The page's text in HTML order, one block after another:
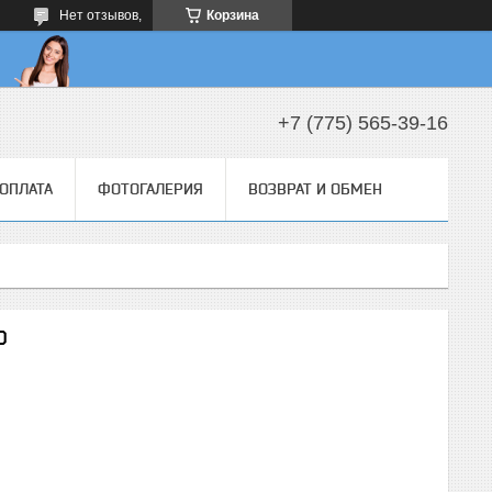
Корзина
Нет отзывов,
+7 (775) 565-39-16
ФОТОГАЛЕРИЯ ВОЗВРАТ И ОБМЕН